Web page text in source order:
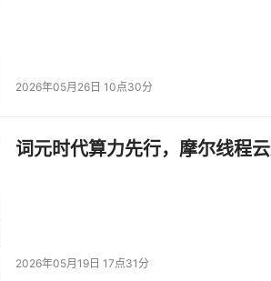
2026年05月26日 10点30分
词元时代算力先行，摩尔线程
2026年05月19日 17点31分